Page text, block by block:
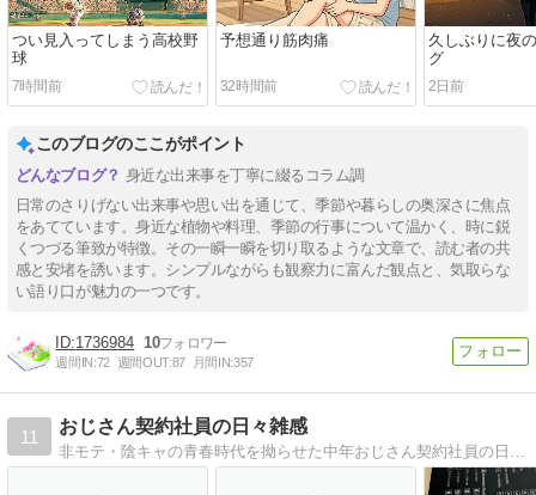
つい見入ってしまう高校野
球
7時間前
予想通り筋肉痛
32時間前
久しぶりに夜
グ
2日前
このブログのここがポイント
身近な出来事を丁寧に綴るコラム調
日常のさりげない出来事や思い出を通じて、季節や暮らしの奥深さに焦点
をあてています。身近な植物や料理、季節の行事について温かく、時に鋭
くつづる筆致が特徴。その一瞬一瞬を切り取るような文章で、読む者の共
感と安堵を誘います。シンプルながらも観察力に富んだ観点と、気取らな
い語り口が魅力の一つです。
1736984 10
週間IN:72 週間OUT:87 月間IN:357
11
おじさん契約社員の日々雑感